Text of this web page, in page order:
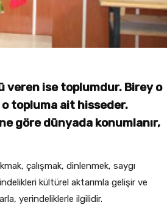
ise toplumdur. Birey o
topluma ait hisseder.
göre dünyada konumlanır,
çalışmak, dinlenmek, saygı
kültürel aktarımla gelişir ve
yerindeliklerle ilgilidir.